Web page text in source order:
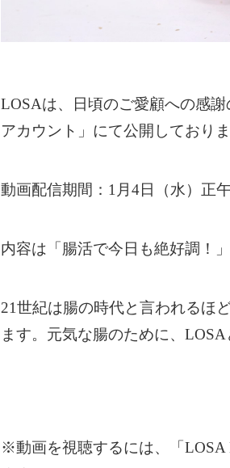
LOSAは、日頃のご愛顧への感
アカウント」にて公開しておりま
動画配信期間：1月4日（水）正
内容は「腸活で今日も絶好調！」
21世紀は腸の時代と言われるほ
ます。元気な腸のために、
※動画を視聴するには、「LOSA